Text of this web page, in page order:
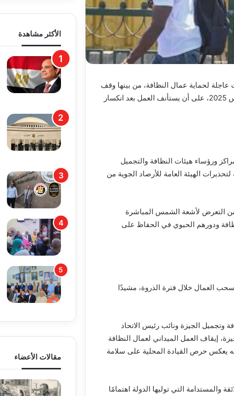
لحماية عمال النظافة، من بينها وقف
العمل الميداني وقت الذروة اعتبارًا من الاثنين 11 وحتى الجمعة 15 أغسطس 2025، على أن يستأنف العمل بعد انكسار
ورؤساء هيئات النظافة والتجميل
بين الساعة 12 ظهرًا و2 عصرًا، استجابة لتحذيرات الهيئة العامة للأرصاد الجوية من
التعرض لأشعة الشمس المباشرة
ودورهم الحيوي في الحفاظ على
العمال خلال فترة الذروة، مشيدًا
وتجميل الجيزة ونائب رئيس الاتحاد
إيقاف العمل الميداني لعمال النظافة
2 عصرًا حتى 15 أغسطس، مؤكدًا أنه يعكس حرص القيادة المحلية على سلامة
والمستدامة التي توليها الدولة اهتمامًا
الأكثر مشاهدة
مقالات الأعضاء